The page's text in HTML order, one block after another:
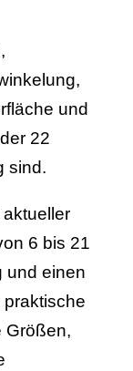
und
22
sind.
6 bis 21
und einen
praktische
Größen,